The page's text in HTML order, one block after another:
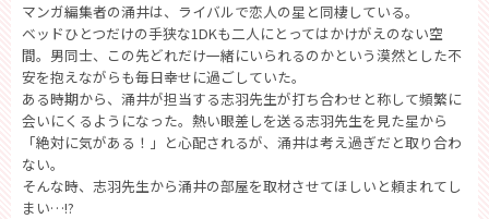
マンガ編集者の涌井は、ライバルで恋人の星と同棲している。
ベッドひとつだけの手狭な1DKも二人にとってはかけがえのない空
間。男同士、この先どれだけ一緒にいられるのかという漠然とした不
安を抱えながらも毎日幸せに過ごしていた。
ある時期から、涌井が担当する志羽先生が打ち合わせと称して頻繁に
会いにくるようになった。熱い眼差しを送る志羽先生を見た星から
「絶対に気がある！」と心配されるが、涌井は考え過ぎだと取り合わ
ない。
そんな時、志羽先生から涌井の部屋を取材させてほしいと頼まれてし
まい…!?